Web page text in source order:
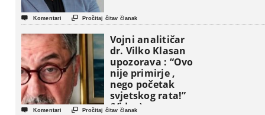
 Komentari  Pročitaj čitav članak
Vojni analitičar
dr. Vilko Klasan
upozorava : “Ovo
nije primirje ,
nego početak
svjetskog rata!”
(Video)
 Komentari  Pročitaj čitav članak